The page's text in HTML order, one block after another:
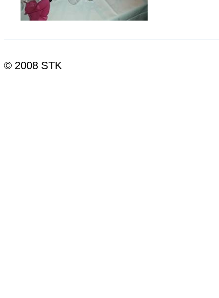
© 2008 STK